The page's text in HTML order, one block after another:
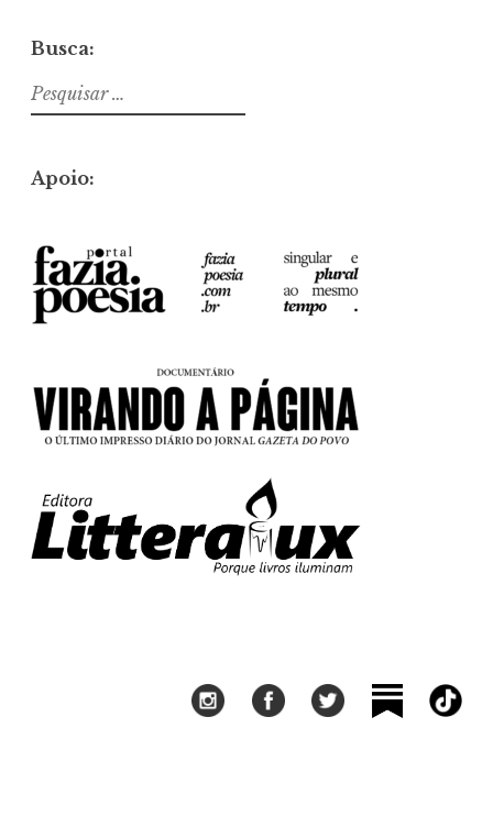
Busca:
Pesquisar
por:
Apoio: